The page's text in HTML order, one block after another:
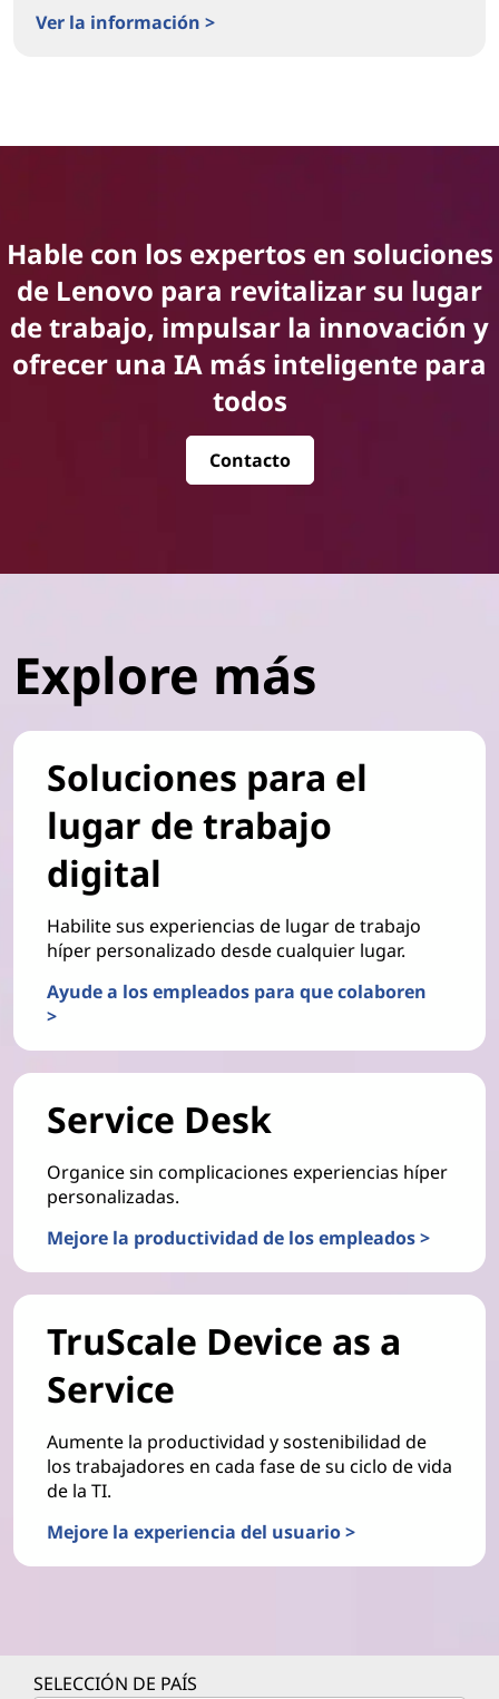
Ver la información >
Hable con los expertos en soluciones
de Lenovo para revitalizar su lugar
de trabajo, impulsar la innovación y
ofrecer una IA más inteligente para
todos
Contacto
Explore más
Soluciones para el
lugar de trabajo
digital
Habilite sus experiencias de lugar de trabajo
híper personalizado desde cualquier lugar.
Ayude a los empleados para que colaboren
>
Service Desk
Organice sin complicaciones experiencias híper
personalizadas.
Mejore la productividad de los empleados >
TruScale Device as a
Service
Aumente la productividad y sostenibilidad de
los trabajadores en cada fase de su ciclo de vida
de la TI.
Mejore la experiencia del usuario >
SELECCIÓN DE PAÍS